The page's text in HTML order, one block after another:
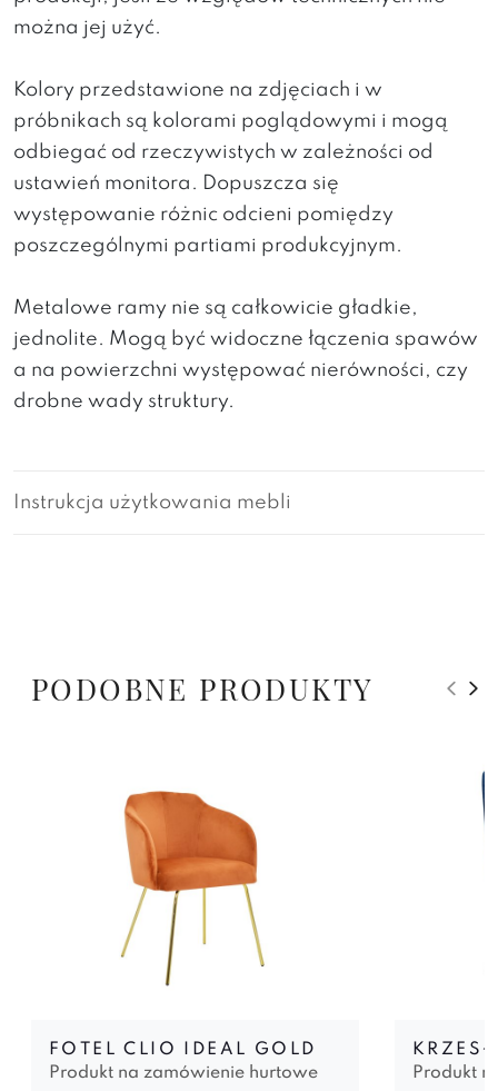
można jej użyć.
Kolory przedstawione na zdjęciach i w
próbnikach są kolorami poglądowymi i mogą
odbiegać od rzeczywistych w zależności od
ustawień monitora. Dopuszcza się
występowanie różnic odcieni pomiędzy
poszczególnymi partiami produkcyjnym.
Metalowe ramy nie są całkowicie gładkie,
jednolite. Mogą być widoczne łączenia spawów
a na powierzchni występować nierówności, czy
drobne wady struktury.
Instrukcja użytkowania mebli
PODOBNE PRODUKTY
FOTEL CLIO IDEAL GOLD
Produkt na zamówienie hurtowe
Produkt